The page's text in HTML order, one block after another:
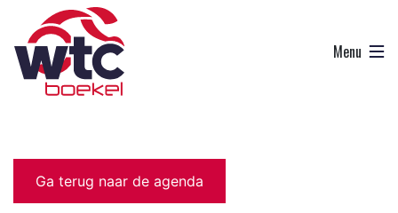
Ga terug naar de agenda